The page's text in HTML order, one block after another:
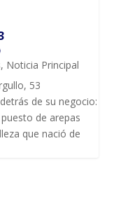
, Noticia Principal
53
de su negocio:
de arepas
que nació de